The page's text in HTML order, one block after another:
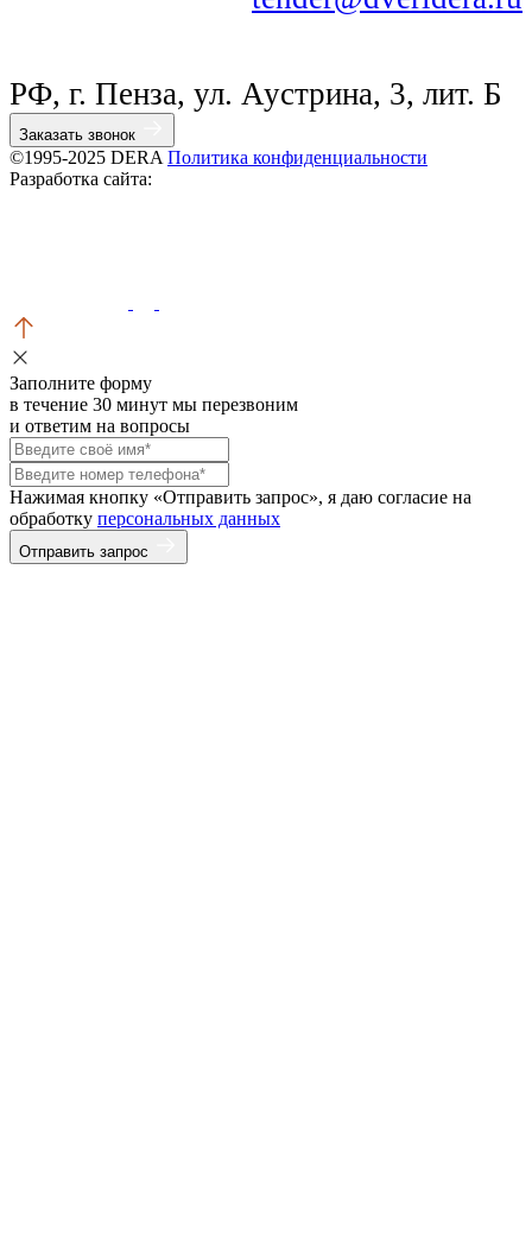
РФ, г. Пенза, ул. Аустрина, 3, лит. Б
Заказать звонок
©1995-2025 DERA Политика конфиденциальности
Разработка сайта:
Заполните форму
в течение 30 минут мы перезвоним
и ответим на вопросы
Нажимая кнопку «Отправить запрос», я даю согласие на
обработку персональных данных
Отправить запрос